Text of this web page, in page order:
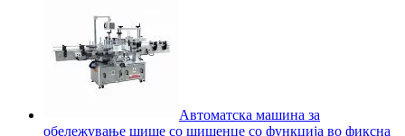
Автоматска машина за
обележување шише со шишенце со функција во фиксна